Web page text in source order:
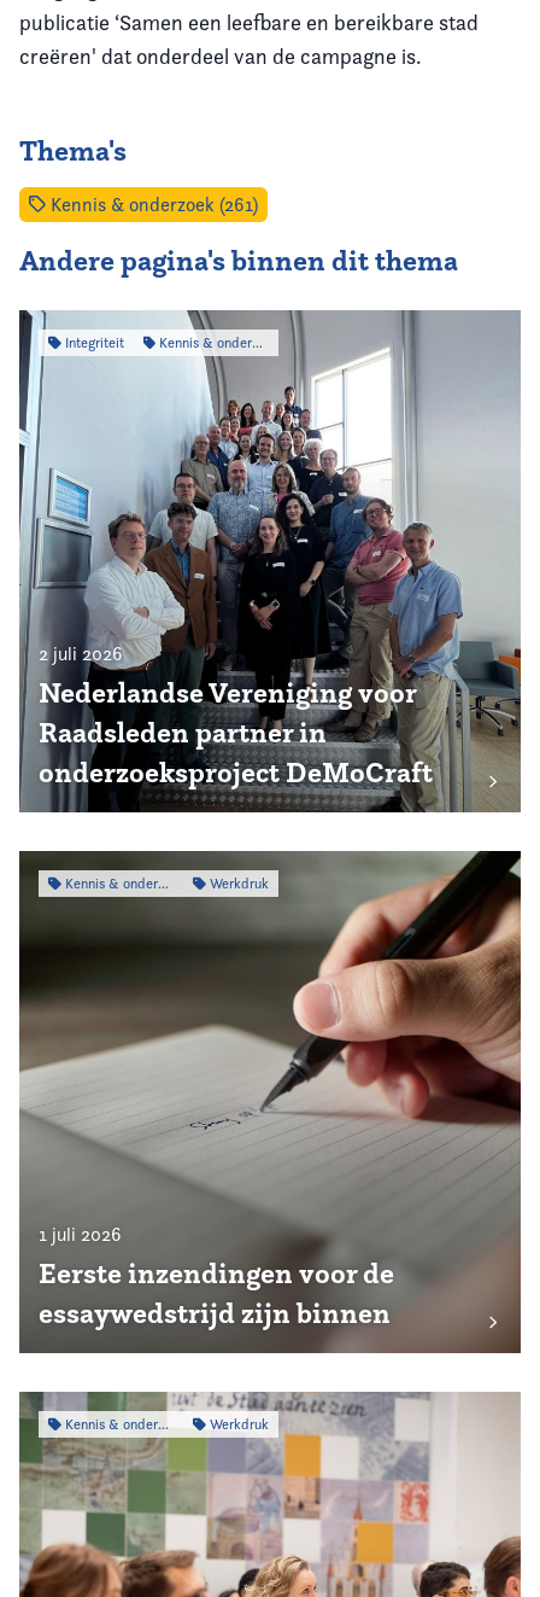
publicatie ‘Samen een leefbare en bereikbare stad
creëren' dat onderdeel van de campagne is.
Thema's
Kennis & onderzoek (261)
Andere pagina's binnen dit thema
Integriteit Kennis & onderzoek
2 juli 2026
Nederlandse Vereniging voor
Raadsleden partner in
onderzoeksproject DeMoCraft
Kennis & onderzoek Werkdruk
1 juli 2026
Eerste inzendingen voor de
essaywedstrijd zijn binnen
Kennis & onderzoek Werkdruk